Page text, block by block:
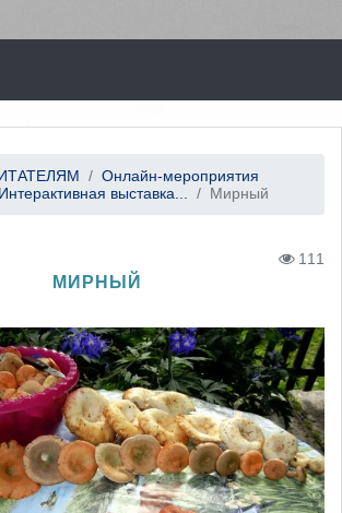
Онлайн-мероприятия
Интерактивная выставка... Мирный
111
МИРНЫЙ